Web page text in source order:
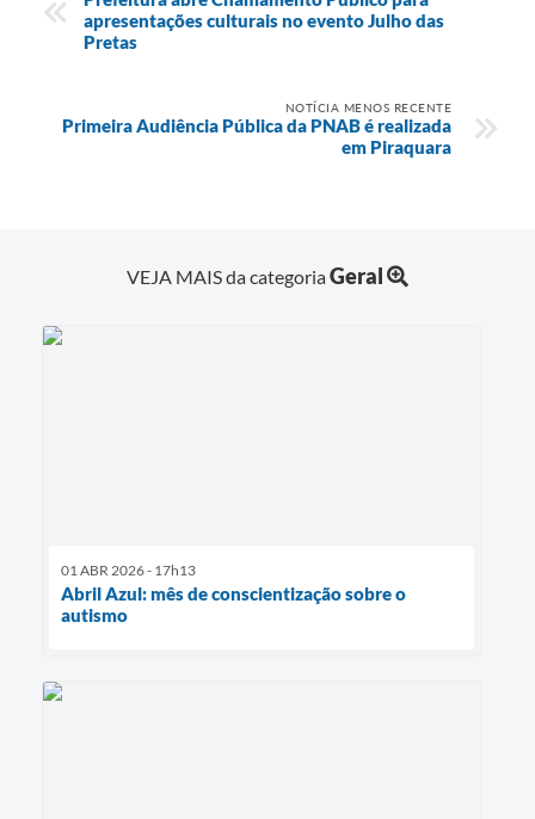
apresentações culturais no evento Julho das
Pretas
NOTÍCIA MENOS RECENTE
Primeira Audiência Pública da PNAB é realizada
em Piraquara
VEJA MAIS da categoriaGeral
01 ABR 2026 - 17h13
Abril Azul: mês de conscientização sobre o
autismo